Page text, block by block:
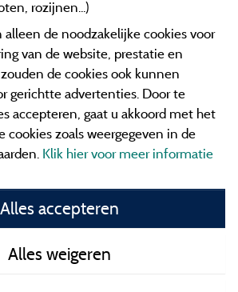
General terms of use
Contact gegevens
rozijnen...)
de noodzakelijke cookies voor
van de website, prestatie en
de cookies ook kunnen
gerichtte advertenties. Door te
accepteren, gaat u akkoord met het
cookies zoals weergegeven in de
Klik hier voor meer informatie
Alles accepteren
Alles weigeren